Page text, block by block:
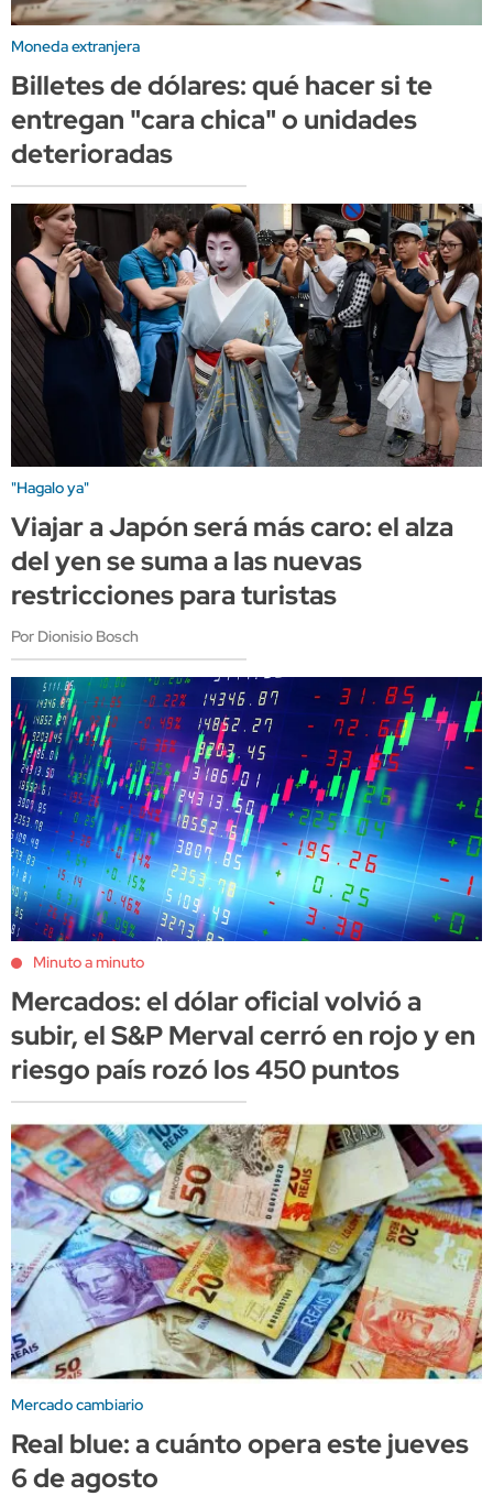
Moneda extranjera
Billetes de dólares: qué hacer si te
entregan "cara chica" o unidades
deterioradas
"Hagalo ya"
Viajar a Japón será más caro: el alza
del yen se suma a las nuevas
restricciones para turistas
Por Dionisio Bosch
Minuto a minuto
Mercados: el dólar oficial volvió a
subir, el S&P Merval cerró en rojo y en
riesgo país rozó los 450 puntos
Mercado cambiario
Real blue: a cuánto opera este jueves
6 de agosto